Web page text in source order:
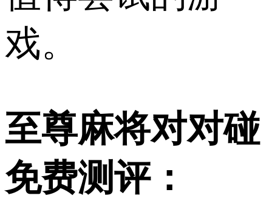
戏。
至尊麻将对对碰
免费测评：